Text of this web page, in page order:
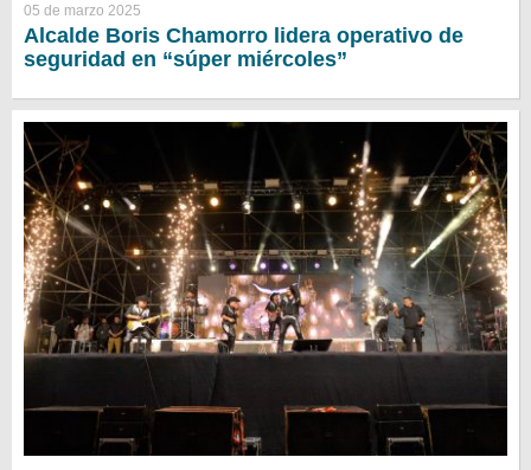
05 de marzo 2025
Alcalde Boris Chamorro lidera operativo de
seguridad en “súper miércoles”